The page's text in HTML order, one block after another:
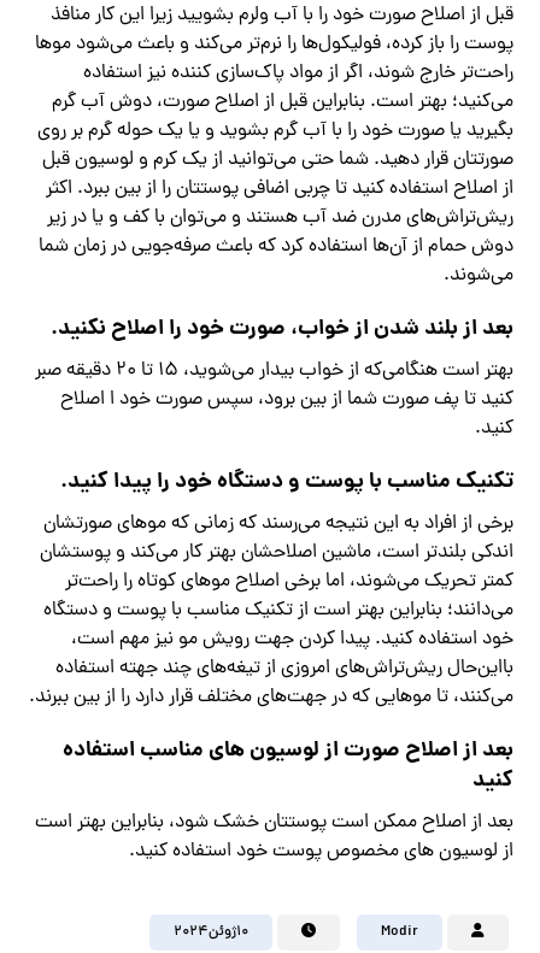
قبل از اصلاح صورت خود را با آب ولرم بشویید زیرا این کار منافذ
پوست را باز کرده، فولیکول‌ها را نرم‌تر می‌کند و باعث می‌شود موها
راحت‌تر خارج شوند، اگر از مواد پاک‌سازی کننده نیز استفاده
می‌کنید؛ بهتر است. بنابراین قبل از اصلاح صورت، دوش آب گرم
بگیرید یا صورت خود را با آب گرم بشوید و یا یک حوله گرم بر روی
صورتتان قرار دهید. شما حتی می‌توانید از یک کرم و لوسیون قبل
از اصلاح استفاده کنید تا چربی اضافی پوستتان را از بین ببرد. اکثر
ریش‌تراش‌های مدرن ضد آب هستند و می‌توان با کف و یا در زیر
دوش حمام از آن‌ها استفاده کرد که باعث صرفه‌جویی در زمان شما
می‌شوند.
بعد از بلند شدن از خواب، صورت خود را اصلاح نکنید.
بهتر است هنگامی‌که از خواب بیدار می‌شوید، ۱۵ تا ۲۰ دقیقه صبر
کنید تا پف صورت شما از بین برود، سپس صورت خود ا اصلاح
کنید.
تکنیک مناسب با پوست و دستگاه خود را پیدا کنید.
برخی از افراد به این نتیجه می‌رسند که زمانی که موهای صورتشان
اندکی بلندتر است، ماشین اصلاحشان بهتر کار می‌کند و پوستشان
کمتر تحریک می‌شوند، اما برخی اصلاح موهای کوتاه را راحت‌تر
می‌دانند؛ بنابراین بهتر است از تکنیک مناسب با پوست و دستگاه
خود استفاده کنید. پیدا کردن جهت رویش مو نیز مهم است،
بااین‌حال ریش‌تراش‌های امروزی از تیغه‌های چند جهته استفاده
می‌کنند، تا موهایی که در جهت‌های مختلف قرار دارد را از بین ببرند.
بعد از اصلاح صورت از لوسیون های مناسب استفاده
کنید
بعد از اصلاح ممکن است پوستتان خشک شود، بنابراین بهتر است
از لوسیون های مخصوص پوست خود استفاده کنید.
Modir ۱۰ژوئن۲۰۲۴